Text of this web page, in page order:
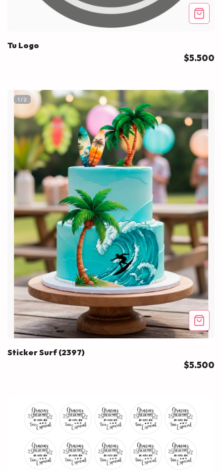
Tu Logo
$5.500
1 /2
Sticker Surf (2397)
$5.500